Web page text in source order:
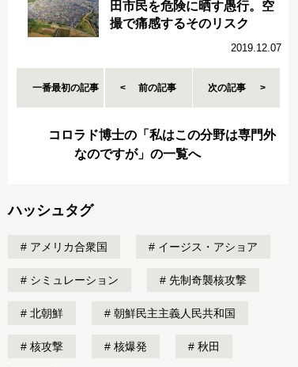
田市民を危険に晒す愚行。空
撮で痛感するそのリスク
2019.12.07
一番最初の記事 前の記事 次の記事
コロラド博士の「私はこの分野は専門外
なのですが」の一覧へ
ハッシュタグ
アメリカ合衆国 イージス・アショア
シミュレーション 先制奇襲核攻撃
北朝鮮 朝鮮民主主義人民共和国
核攻撃 核爆発 秋田